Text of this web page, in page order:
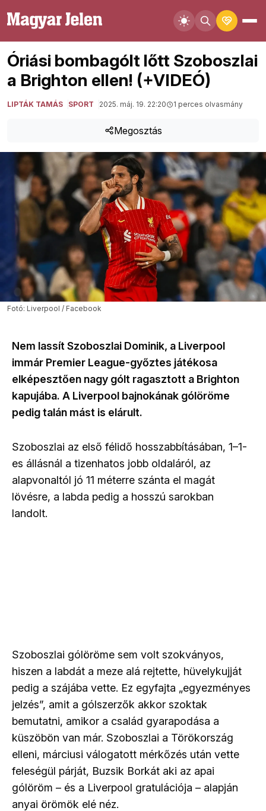
Óriási bombagólt lőtt Szoboszlai
a Brighton ellen! (+VIDEÓ)
LIPTÁK TAMÁS SPORT 2025. máj. 19. 22:20 1 perces olvasmány
Megosztás
Fotó: Liverpool / Facebook
Nem lassít Szoboszlai Dominik, a Liverpool
immár Premier League-győztes játékosa
elképesztően nagy gólt ragasztott a Brighton
kapujába. A Liverpool bajnokának gólöröme
pedig talán mást is elárult.
Szoboszlai az első félidő hosszabbításában, 1–1-
es állásnál a tizenhatos jobb oldaláról, az
alapvonaltól jó 11 méterre szánta el magát
lövésre, a labda pedig a hosszú sarokban
landolt.
Szoboszlai gólöröme sem volt szokványos,
hiszen a labdát a meze alá rejtette, hüvelykujját
pedig a szájába vette. Ez egyfajta „egyezményes
jelzés”, amit a gólszerzők akkor szoktak
bemutatni, amikor a család gyarapodása a
küszöbön van már. Szoboszlai a Törökország
elleni, márciusi válogatott mérkőzés után vette
feleségül párját, Buzsik Borkát aki az apai
gólöröm – és a Liverpool gratulációja – alapján
anyai örömök elé néz.